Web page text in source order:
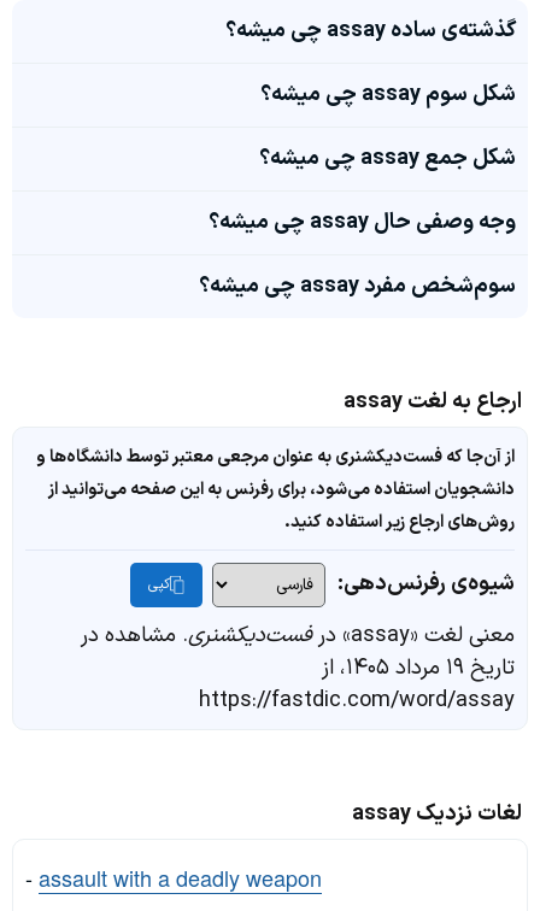
گذشته‌ی ساده assay چی میشه؟
شکل سوم assay چی میشه؟
شکل جمع assay چی میشه؟
وجه وصفی حال assay چی میشه؟
سوم‌شخص مفرد assay چی میشه؟
ارجاع به لغت assay
از آن‌جا که فست‌دیکشنری به عنوان مرجعی معتبر توسط دانشگاه‌ها و
دانشجویان استفاده می‌شود، برای رفرنس به این صفحه می‌توانید از
روش‌های ارجاع زیر استفاده کنید.
شیوه‌ی رفرنس‌دهی: کپی
معنی لغت «assay» در فست‌دیکشنری. مشاهده در
تاریخ ۱۹ مرداد ۱۴۰۵، از
https://fastdic.com/word/assay
لغات نزدیک assay
-assault with a deadly weapon